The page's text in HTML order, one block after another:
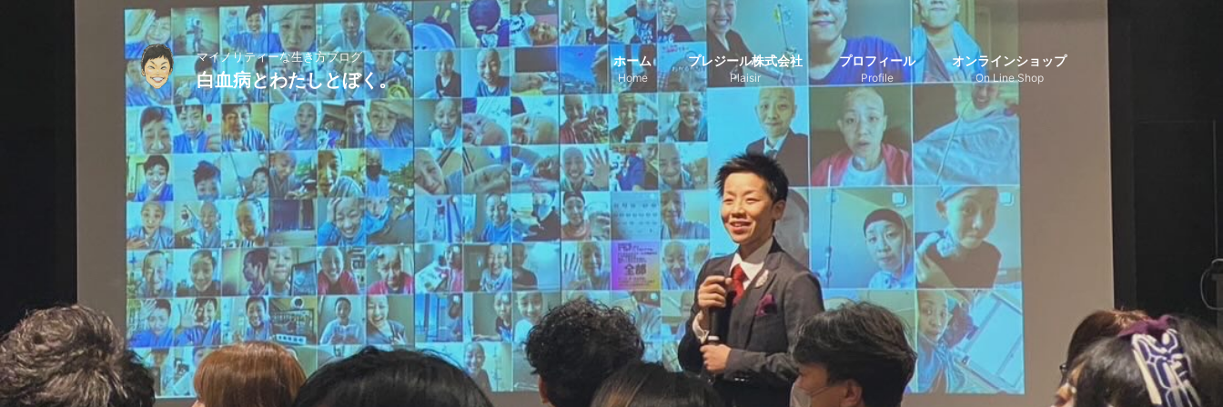
マイノリティーな生き方ブログ
白血病とわたしとぼく。
ホーム
Home
プレジール株式会社
Plaisir
プロフィール
Profile
オンラインショップ
On Line Shop